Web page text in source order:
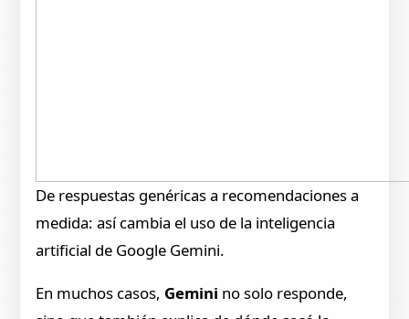
De respuestas genéricas a recomendaciones a
medida: así cambia el uso de la inteligencia
artificial de Google Gemini.
En muchos casos, Gemini no solo responde,